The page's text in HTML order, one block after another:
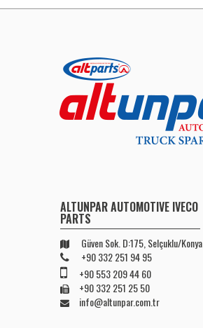
ALTUNPAR AUTOMOTIVE IVECO
PARTS
Güven Sok. D:175, Selçuklu/Konya
+90 332 251 94 95
+90 553 209 44 60
+90 332 251 25 50
info@altunpar.com.tr